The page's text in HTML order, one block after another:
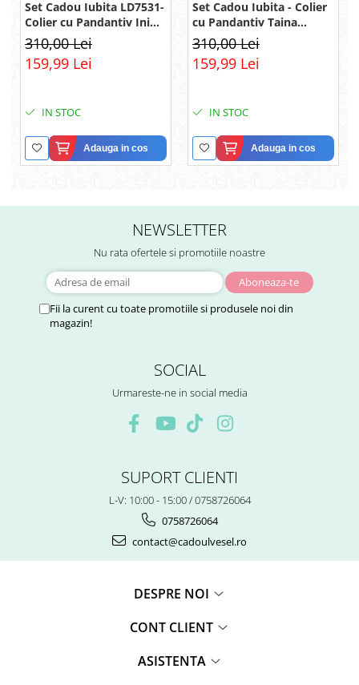
Set Cadou Iubita LD7531-
Colier cu Pandantiv Inimi
Pereche din Argint 925
placat cu rodiu, Cutie
Elegantă și Felicitare
310,00 Lei
159,99 Lei
IN STOC
Adauga in cos
Set Cadou Iubita - Colier
cu Pandantiv Taina
Infinitului din Argint 925
placat cu rodiu, Cutie
Elegantă și Mesaj
310,00 Lei
159,99 Lei
IN STOC
Adauga in cos
NEWSLETTER
Nu rata ofertele si promotiile noastre
Fii la curent cu toate promotiile si produsele noi din
magazin!
SOCIAL
Urmareste-ne in social media
SUPORT CLIENTI
L-V: 10:00 - 15:00 / 0758726064
0758726064
contact@cadoulvesel.ro
DESPRE NOI
CONT CLIENT
ASISTENTA